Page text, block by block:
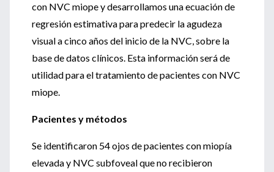
con NVC miope y desarrollamos una ecuación de
regresión estimativa para predecir la agudeza
visual a cinco años del inicio de la NVC, sobre la
base de datos clínicos. Esta información será de
utilidad para el tratamiento de pacientes con NVC
miope.
Pacientes y métodos
Se identificaron 54 ojos de pacientes con miopía
elevada y NVC subfoveal que no recibieron